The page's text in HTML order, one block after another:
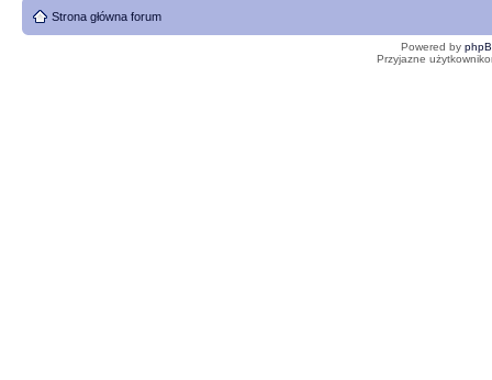
Strona główna forum
Powered by
Przyjazne